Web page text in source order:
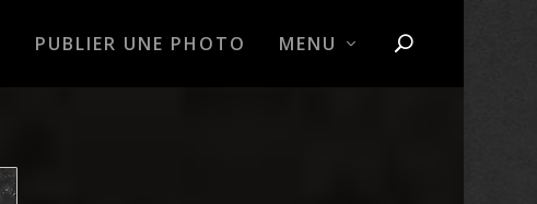
PUBLIER UNE PHOTO MENU